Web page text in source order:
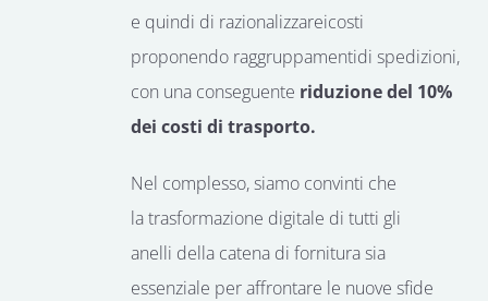
e quindi di razionalizzareicosti
proponendo raggruppamentidi spedizioni,
con una conseguente riduzione del 10%
dei costi di trasporto.
Nel complesso, siamo convinti che
latrasformazione digitale di tutti gli
anelli della catena di fornitura sia
essenziale peraffrontare le nuove sfide